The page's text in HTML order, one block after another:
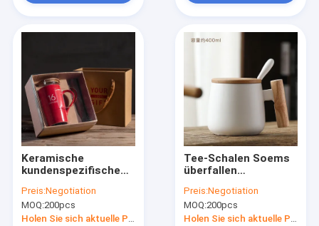
Keramische
kundenspezifische
Bechern der Löffel-
weißen Sublimations-
6oz
Preis:Negotiation
MOQ:200pcs
Tee-Schalen Soems
überfallen
Innenministerium-
400ml mit Deckel und
Löffel
Preis:Negotiation
MOQ:200pcs